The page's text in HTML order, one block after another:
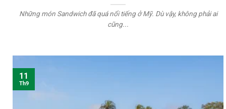
Những món Sandwich đã quá nổi tiếng ở Mỹ. Dù vậy, không phải ai
cũng...
11
Th9